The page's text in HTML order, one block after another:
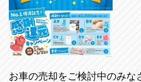
お車の売却をご検討中のみな